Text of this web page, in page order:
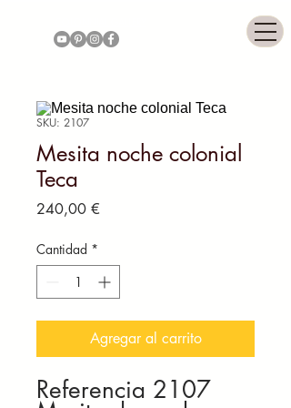
SKU: 2107
Mesita noche colonial
Teca
240,00 €
Cantidad *
Agregar al carrito
Referencia 2107